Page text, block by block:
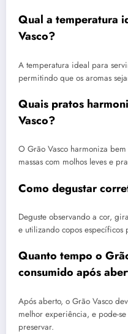
Qual a temperatura
Vasco?
A temperatura ideal para
permitindo que os aromas
Quais pratos
Vasco?
O Grão Vasco harmoniza
massas com molhos leves e
Como degustar
Deguste observando a cor,
e utilizando copos específicos
Quanto tempo o
consumido após
Após aberto, o Grão Vasco
melhor experiência, e pode-
preservar.